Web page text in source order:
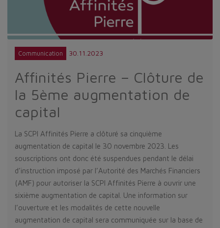
Communication 30.11.2023
Affinités Pierre – Clôture de
la 5ème augmentation de
capital
La SCPI Affinités Pierre a clôturé sa cinquième
augmentation de capital le 30 novembre 2023. Les
souscriptions ont donc été suspendues pendant le délai
d’instruction imposé par l’Autorité des Marchés Financiers
(AMF) pour autoriser la SCPI Affinités Pierre à ouvrir une
sixième augmentation de capital. Une information sur
l’ouverture et les modalités de cette nouvelle
augmentation de capital sera communiquée sur la base de